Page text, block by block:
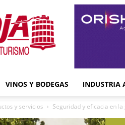
VINOS Y BODEGAS INDUSTRIA
y servicios Seguridad y eficacia en